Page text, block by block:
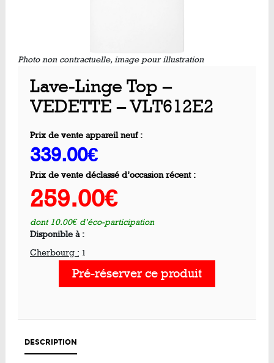
Photo non contractuelle, image pour illustration
Lave-Linge Top –
VEDETTE – VLT612E2
Prix de vente appareil neuf :
339.00€
Prix de vente déclassé d’occasion récent :
259.00€
dont 10.00€ d’éco-participation
Disponible à :
Cherbourg : 1
Pré-réserver ce produit
DESCRIPTION